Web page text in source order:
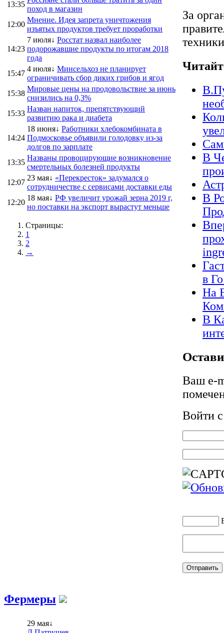
13:35
поход в магазин
12:00
Мнение. Идея запрета уничтожения
изъятых продуктов требует проработки
14:23
7 июля↓ Росстат назвал наиболее
подорожавшие продукты по итогам 2018
года
15:47
4 июля↓ Минсельхоз не планирует
ограничивать сбор диких грибов и ягод
15:38
Мировые цены на продовольствие за июнь
снизились на 0,3%
15:33
Назван напиток, препятствующий
развитию рака и диабета
14:24
18 июня↓ Работники хлебокомбината в
Подмосковье объявили голодовку из-за
долгов по зарплате
13:35
Названы провоцирующие возникновение
смертельных болезней продукты
12:07
23 мая↓ «Перекресток» задумался о
сотрудничестве с сервисами доставки еды
12:20
18 мая↓ РФ увеличит урожай зерна 2019 г,
но поставки на экспорт вырастут меньше
Страницы:
1
2
→
За
В
В
в
На
В
Ваш e-
Войти
Фермеры
29 мая↓